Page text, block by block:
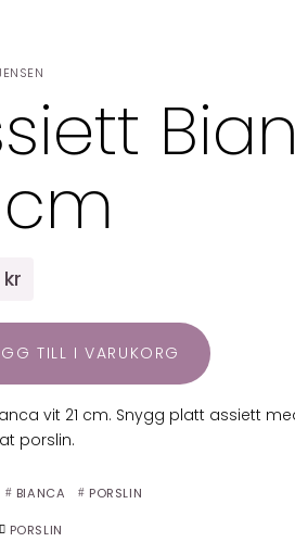
cm
kr
TILL I VARUKORG
vit 21 cm. Snygg platt assiett
porslin.
BIANCA PORSLIN
PORSLIN